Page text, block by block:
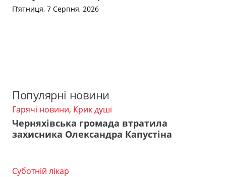
П’ятниця, 7 Серпня, 2026
Популярні новини
Гарячі новини, Крик душі
Черняхівська громада втратила
захисника Олександра Капустіна
Суботній лікар